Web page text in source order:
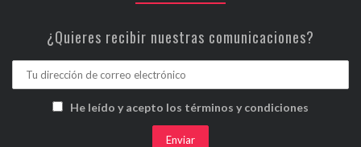
¿Quieres recibir nuestras comunicaciones?
He leído y acepto los términos y condiciones